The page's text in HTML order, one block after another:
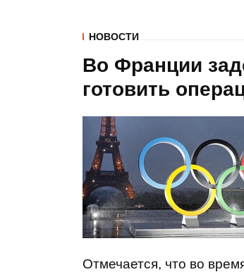
НОВОСТИ
Во Франции
готовить
Отмечается, что во